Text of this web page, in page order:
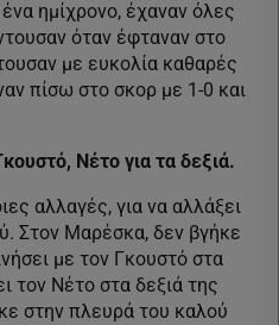
ημίχρονο, έχαναν όλες
όταν έφταναν στο
με ευκολία καθαρές
πίσω στο σκορ με 1-0 και
Νέτο για τα δεξιά.
αλλαγές, για να αλλάξει
Στον Μαρέσκα, δεν βγήκε
με τον Γκουστό στα
τον Νέτο στα δεξιά της
στην πλευρά του καλού